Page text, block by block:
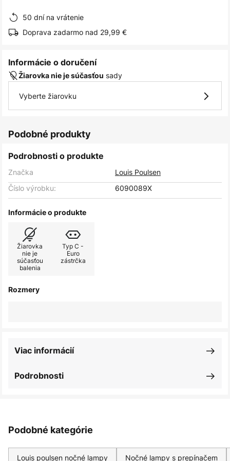
50 dní na vrátenie
Doprava zadarmo nad 29,99 €
Informácie o doručení
Žiarovka nie je súčasťou sady
Vyberte žiarovku
Podobné produkty
Podrobnosti o produkte
Značka
Louis Poulsen
Číslo výrobku:
6090089X
Informácie o produkte
Žiarovka
nie je
súčasťou
balenia
Typ C -
Euro
zástrčka
Rozmery
Podrobnosti
Viac informácií
Podobné kategórie
Louis poulsen nočné lampy Nočné lampy s prepínačem